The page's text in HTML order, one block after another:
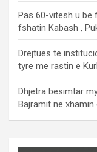
Pas 60-vitesh u be
fshatin Kabash ,
Drejtues te
tyre me rastin e
Dhjetra besimtar
Bajramit ne xhamin